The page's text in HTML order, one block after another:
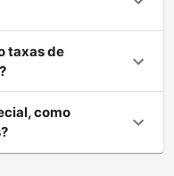
taxas de
como